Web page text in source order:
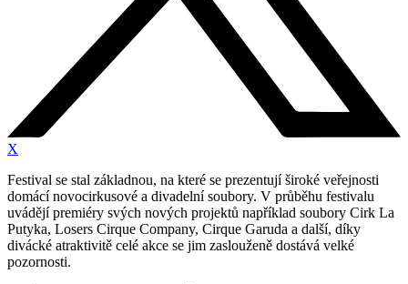
X
Festival se stal základnou, na které se prezentují široké veřejnosti
domácí novocirkusové a divadelní soubory. V průběhu festivalu
uvádějí premiéry svých nových projektů například soubory Cirk La
Putyka, Losers Cirque Company, Cirque Garuda a další, díky
divácké atraktivitě celé akce se jim zaslouženě dostává velké
pozornosti.